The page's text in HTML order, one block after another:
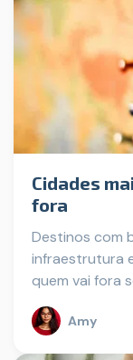
Cidades
fora
Destinos com
infraestrutura
quem vai fora
Amy